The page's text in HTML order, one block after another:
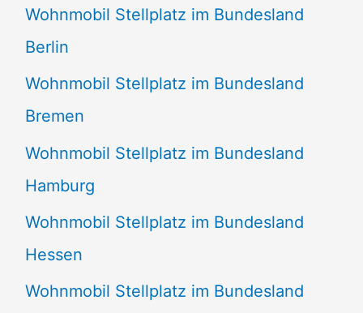
Wohnmobil Stellplatz im Bundesland
Berlin
Wohnmobil Stellplatz im Bundesland
Bremen
Wohnmobil Stellplatz im Bundesland
Hamburg
Wohnmobil Stellplatz im Bundesland
Hessen
Wohnmobil Stellplatz im Bundesland